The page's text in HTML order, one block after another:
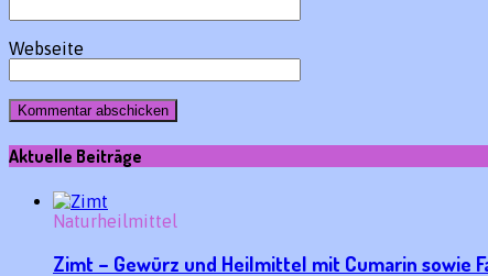
Webseite
Aktuelle Beiträge
Naturheilmittel
Zimt – Gewürz und Heilmittel mit Cumarin sowie